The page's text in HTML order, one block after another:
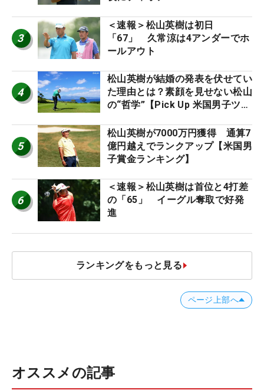
3
＜速報＞松山英樹は初日
「67」 久常涼は4アンダーでホ
ールアウト
4
松山英樹が結婚の発表を伏せてい
た理由とは？素顔を見せない松山
の“哲学”【Pick Up 米国男子ツア
5
松山英樹が7000万円獲得 通算7
億円越えでランクアップ【米国男
子賞金ランキング】
6
＜速報＞松山英樹は首位と4打差
の「65」 イーグル奪取で好発
進
ランキングをもっと見る
ページ上部へ
オススメの記事